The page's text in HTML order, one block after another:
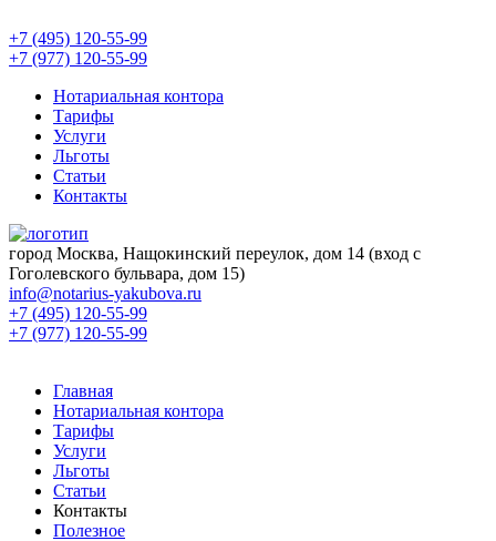
+7 (495) 120-55-99
+7 (977) 120-55-99
Нотариальная контора
Тарифы
Услуги
Льготы
Статьи
Контакты
город Москва, Нащокинский переулок, дом 14 (вход с
Гоголевского бульвара, дом 15)
info@notarius-yakubova.ru
+7 (495) 120-55-99
+7 (977) 120-55-99
Главная
Нотариальная контора
Тарифы
Услуги
Льготы
Статьи
Контакты
Полезное